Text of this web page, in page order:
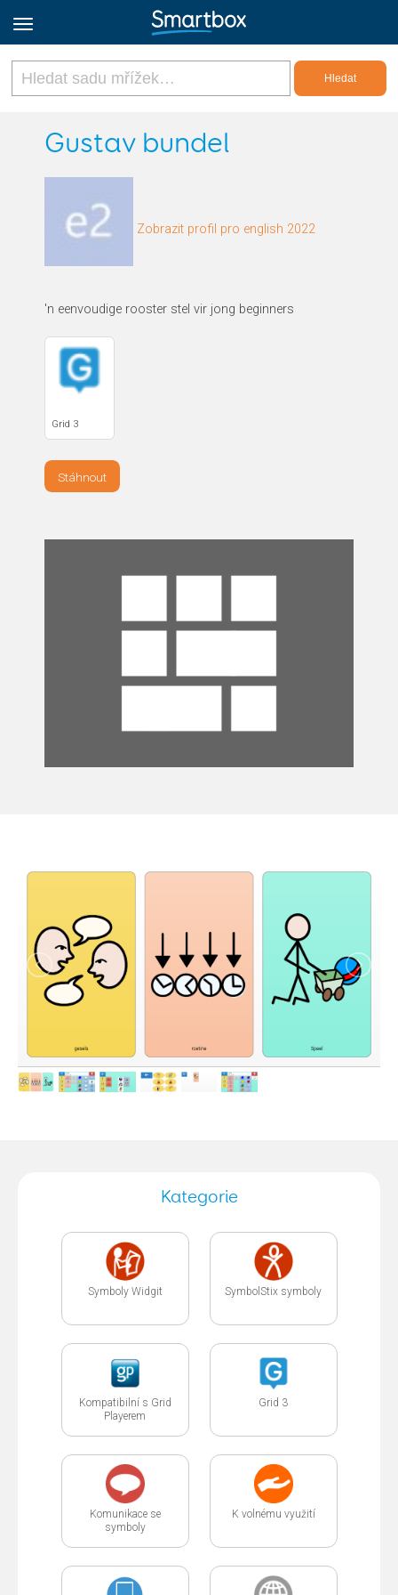
Online Grids
Zaregistrovat se
Gustav bundel
Zobrazit profil pro english 2022
'n eenvoudige rooster stel vir jong beginners
Grid 3
Stáhnout
Kategorie
Symboly Widgit SymbolStix symboly
Kompatibilní s Grid
Playerem
Grid 3
Komunikace se
symboly
K volnému využití